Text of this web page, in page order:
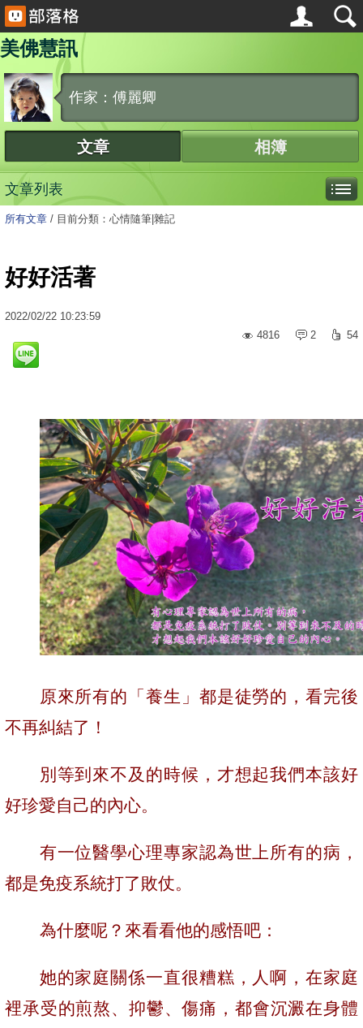
美佛慧訊
作家：傅麗卿
文章 相簿
文章列表
所有文章 / 目前分類：心情隨筆|雜記
好好活著
2022/02/22 10:23:59
4816
2 54
原來所有的「養生」都是徒勞的，看完後
不再糾結了！
別等到來不及的時候，才想起我們本該好
好珍愛自己的內心。
有一位醫學心理專家認為世上所有的病，
都是免疫系統打了敗仗。
為什麼呢？來看看他的感悟吧：
她的家庭關係一直很糟糕，人啊，在家庭
裡承受的煎熬、抑鬱、傷痛，都會沉澱在身體